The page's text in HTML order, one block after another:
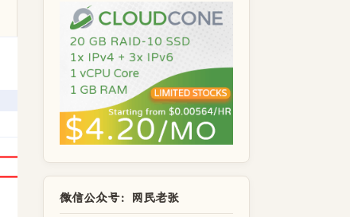
微信公众号：网民老张